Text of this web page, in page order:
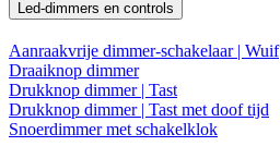
Led-dimmers en controls
Aanraakvrije dimmer-schakelaar | Wuif
Draaiknop dimmer
Drukknop dimmer | Tast
Drukknop dimmer | Tast met doof tijd
Snoerdimmer met schakelklok